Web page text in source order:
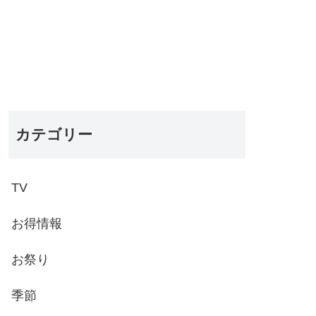
カテゴリー
TV
お得情報
お祭り
季節